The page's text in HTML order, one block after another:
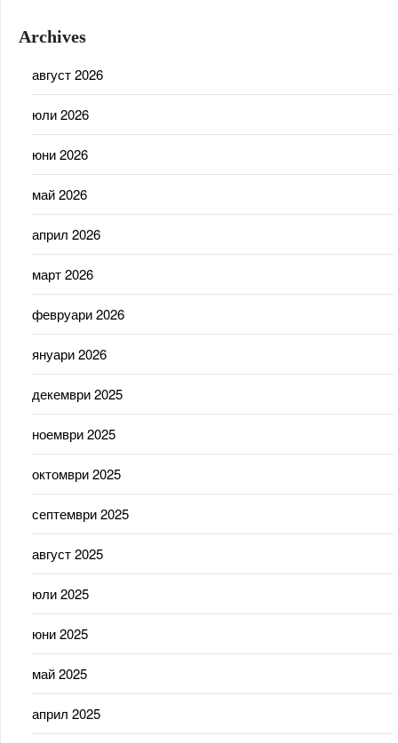
Archives
август 2026
юли 2026
юни 2026
май 2026
април 2026
март 2026
февруари 2026
януари 2026
декември 2025
ноември 2025
октомври 2025
септември 2025
август 2025
юли 2025
юни 2025
май 2025
април 2025